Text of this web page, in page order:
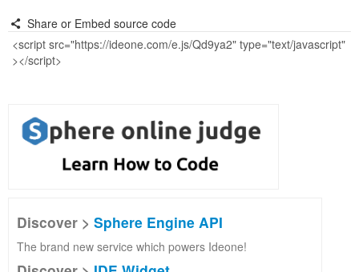
Share or Embed source code
Discover > Sphere Engine API
The brand new service which powers Ideone!